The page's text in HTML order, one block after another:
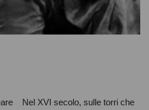
Nel XVI secolo, sulle torri che